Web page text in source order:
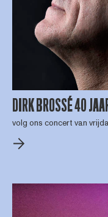
DIRK BROSSÉ 40
volg ons concert van